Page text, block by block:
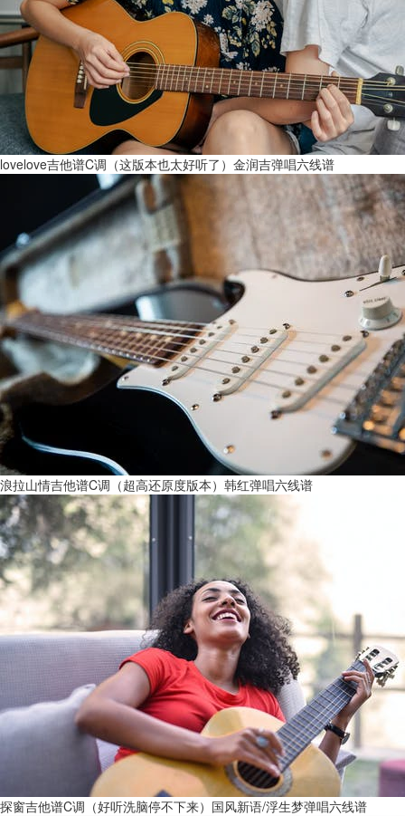
lovelove吉他谱C调（这版本也太好听了）金润吉弹唱六线谱
浪拉山情吉他谱C调（超高还原度版本）韩红弹唱六线谱
探窗吉他谱C调（好听洗脑停不下来）国风新语/浮生梦弹唱六线谱